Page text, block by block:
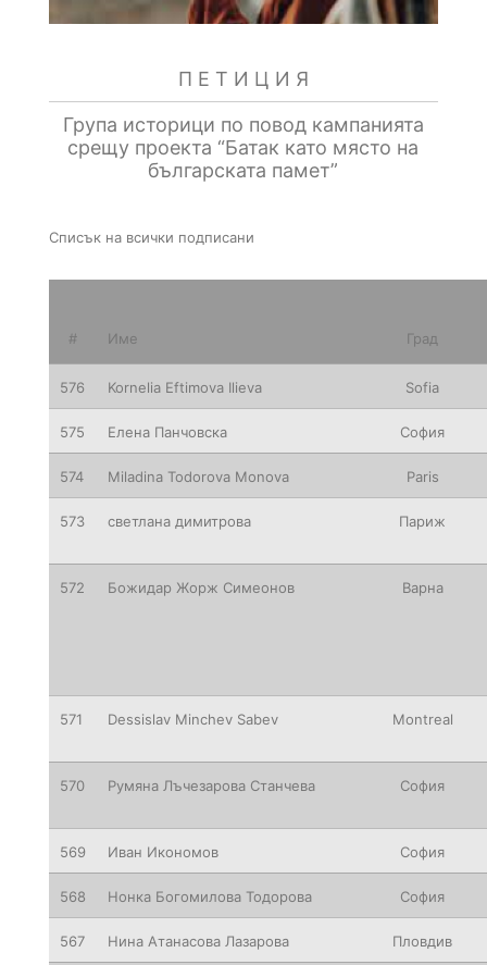
П Е Т И Ц И Я
Група историци по повод кампанията
срещу проекта “Батак като място на
българската памет”
Списък на всички подписани
# Име Град
576 KorneliaEftimova Ilieva Sofia
575 Елена Панчовска София
574 MiladinaTodorova Monova Paris
573 светланадимитрова Париж
572 Божидар Жорж Симеонов Варна
571 DessislavMinchev Sabev Montreal
570 Румяна Лъчезарова Станчева София
569 Иван Икономов София
568 Нонка Богомилова Тодорова София
567 Нина Атанасова Лазарова Пловдив